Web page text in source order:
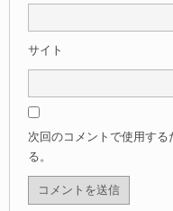
サイト
次回のコメントで使用す
る。